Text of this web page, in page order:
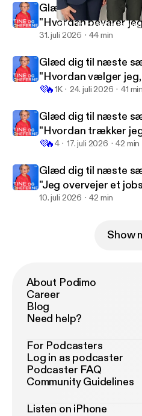
#103 "Hvor meget kan
Tine og cheferne
Glæd dig til næste
"Hvordan bevarer
medarbejdere?"
31. juli 2026 44 min
Glæd dig til næste
"Hvordan vælger
💜🔥1K 24. juli 2026 41 min
Glæd dig til næste
"Hvordan trækker
tilbage?"
💜🔥4 17. juli 2026 42 min
Glæd dig til næste
"Jeg overvejer et
ekstrem lønnedgang"?
10. juli 2026 42 min
Show
About Podimo
Career
Blog
Need help?
For Podcasters
Log in as podcaster
Podcaster FAQ
Community Guidelines
Listen on iPhone